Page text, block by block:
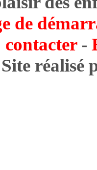
de
contacter-
Site réalisé